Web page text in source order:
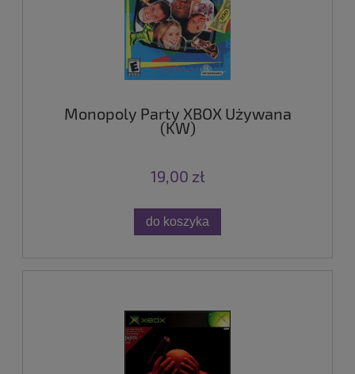
Monopoly Party XBOX Używana
(KW)
19,00 zł
do koszyka